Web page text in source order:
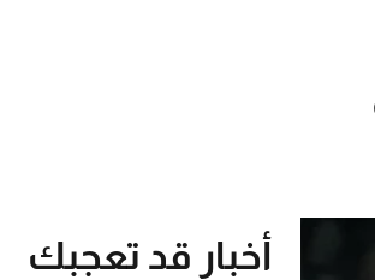
أخبار قد تعجبك